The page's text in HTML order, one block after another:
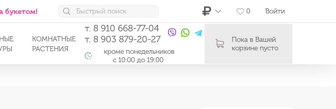
букетом! 0 Войти
КОМНАТНЫЕ
РАСТЕНИЯ
т. 8 910 668-77-04
т. 8 903 879-20-27
кроме понедельников
с 10:00 до 19:00
Пока в Вашей
корзине пусто